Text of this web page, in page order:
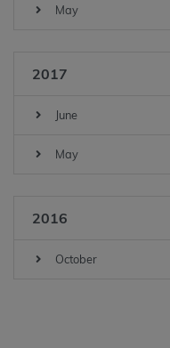
May
2017
June
May
2016
October